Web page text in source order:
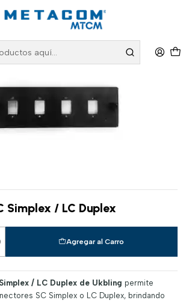
Fibra Óptica
Bandejas para Fibra Óptica
Placa 04P SC Simplex / LC Duplex
Simplex / LC Duplex
Agregar al Carro
/ LC Duplex de Ukbling permite
SC Simplex o LC Duplex, brindando